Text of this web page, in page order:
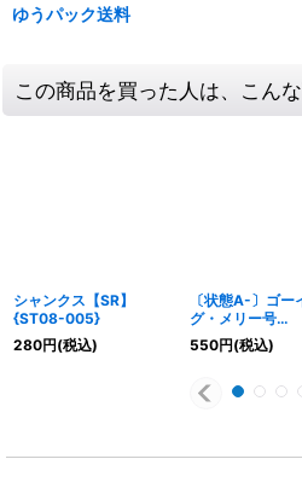
ゆうパック送料
この商品を買った人は、こん
シャンクス【SR】
{ST08-005}
280円(税込)
〔状態A-〕ゴー
グ・メリー号
(illust:KISUKE)【
{EB02-041}
550円(税込)